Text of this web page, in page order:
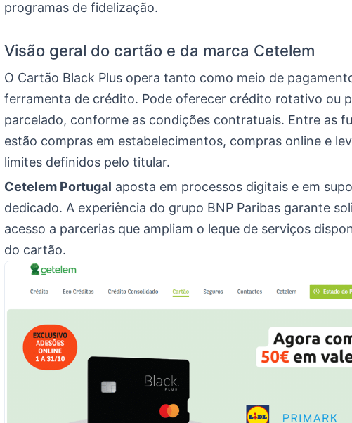
programas de fidelização.
Visão geral do cartão e da marca Cetelem
O Cartão Black Plus opera tanto como meio de
ferramenta de crédito. Pode oferecer crédito rotativo ou
parcelado, conforme as condições contratuais. Entre as
estão compras em estabelecimentos, compras online e
limites definidos pelo titular.
Cetelem Portugal aposta em processos digitais e em
dedicado. A experiência do grupo BNP Paribas garante
acesso a parcerias que ampliam o leque de serviços
do cartão.